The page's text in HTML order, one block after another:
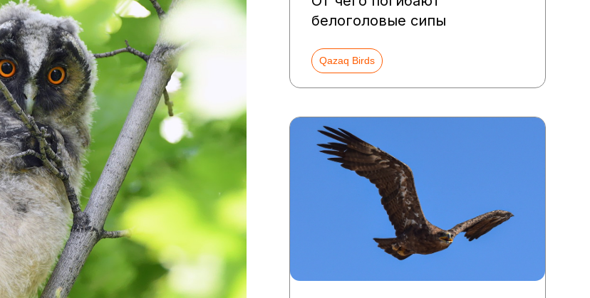
белоголовые сипы
Qazaq Birds